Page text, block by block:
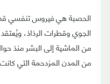
الحصبة هي فيروس تنفسي
الجوي وقطرات الرذاذ،
من المدن المزدحمة التي